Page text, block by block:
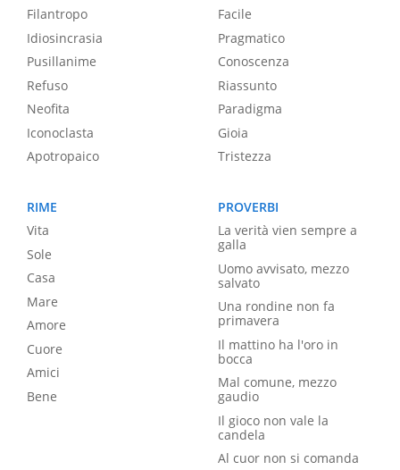
Filantropo
Idiosincrasia
Pusillanime
Refuso
Neofita
Iconoclasta
Apotropaico
Facile
Pragmatico
Conoscenza
Riassunto
Paradigma
Gioia
Tristezza
RIME
Vita
Sole
Casa
Mare
Amore
Cuore
Amici
Bene
PROVERBI
La verità vien sempre a
galla
Uomo avvisato, mezzo
salvato
Una rondine non fa
primavera
Il mattino ha l'oro in
bocca
Mal comune, mezzo
gaudio
Il gioco non vale la
candela
Al cuor non si comanda